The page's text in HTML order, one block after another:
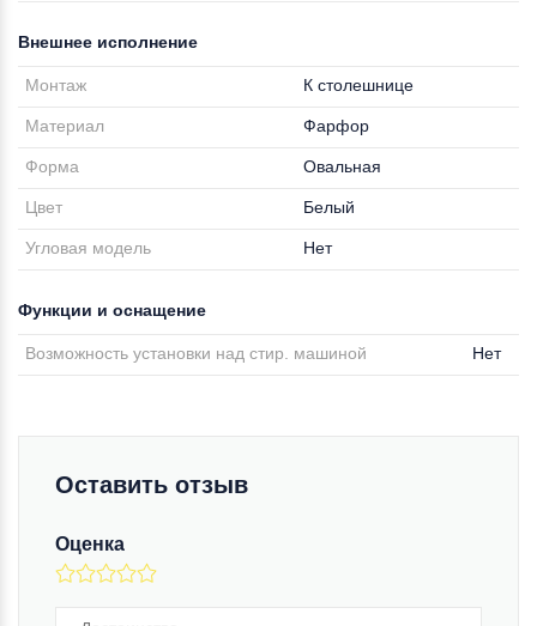
Внешнее исполнение
Монтаж К столешнице
Материал Фарфор
Форма Овальная
Цвет Белый
Угловая модель Нет
Функции и оснащение
Возможность установки над стир. машиной Нет
Оставить отзыв
Оценка